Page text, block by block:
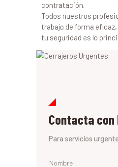
contratación.
Todos nuestros
trabajo de forma eficaz,
tu seguridad es lo
Contacta con
Para servicios